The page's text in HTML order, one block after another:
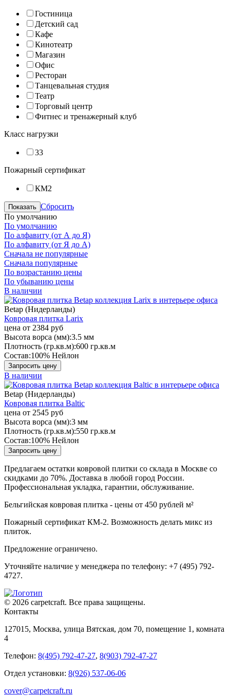
Гостиница
Детский сад
Кафе
Кинотеатр
Магазин
Офис
Ресторан
Танцевальная студия
Театр
Торговый центр
Фитнес и тренажерный клуб
Класс нагрузки
33
Пожарный сертификат
КМ2
Показать Сбросить
По умолчанию
По умолчанию
По алфавиту (от А до Я)
По алфавиту (от Я до А)
Сначала не популярные
Сначала популярные
По возрастанию цены
По убыванию цены
В наличии
Betap (Нидерланды)
Ковровая плитка Larix
цена от 2384 руб
Высота ворса (мм):3.5 мм
Плотность (гр.кв.м):600 гр.кв.м
Состав:100% Нейлон
Запросить цену
В наличии
Betap (Нидерланды)
Ковровая плитка Baltic
цена от 2545 руб
Высота ворса (мм):3 мм
Плотность (гр.кв.м):550 гр.кв.м
Состав:100% Нейлон
Запросить цену
Предлагаем остатки ковровой плитки со склада в Москве со
скидками до 70%. Доставка в любой город России.
Профессиональная укладка, гарантии, обслуживание.
Бельгийская ковровая плитка - цены от 450 рублей м²
Пожарный сертификат КМ-2. Возможность делать микс из
плиток.
Предложение ограничено.
Уточняйте наличие у менеджера по телефону: +7 (495) 792-
4727.
© 2026 carpetcraft. Все права защищены.
Контакты
127015, Москва, улица Вятская, дом 70, помещение 1, комната
4
Телефон: 8(495) 792-47-27, 8(903) 792-47-27
Отдел установки: 8(926) 537-06-06
cover@carpetcraft.ru